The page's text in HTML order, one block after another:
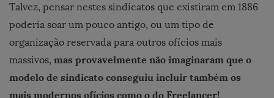
Talvez, pensar nestes sindicatos que existiram em 1886
poderia soar um pouco antigo, ou um tipo de
organização reservada para outros ofícios mais
massivos, mas provavelmente não imaginaram que o
modelo de sindicato conseguiu incluir também os
mais modernos ofícios como o do Freelancer!